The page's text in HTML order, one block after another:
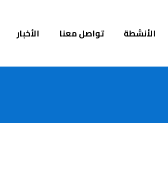
الأنشطة تواصل معنا الأخبار